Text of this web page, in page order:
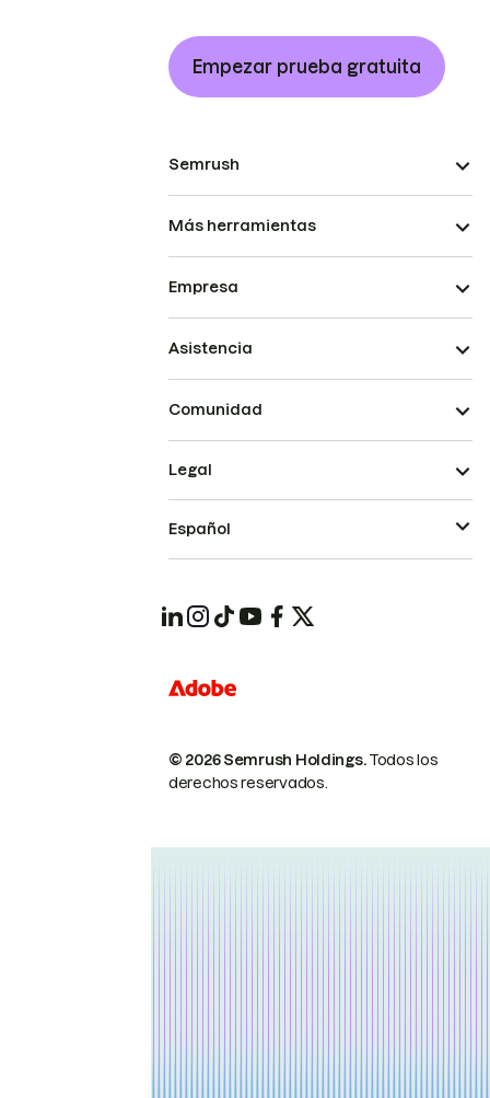
Empezar prueba gratuita
Semrush
Más herramientas
Empresa
Asistencia
Comunidad
© 2026 Semrush Holdings.Todos los
derechos reservados.
Legal
Español